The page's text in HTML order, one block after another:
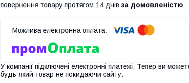
повернення товару протягом 14 днів за домовленістю
У компанії підключені електронні платежі. Тепер ви
будь-який товар не покидаючи сайту.